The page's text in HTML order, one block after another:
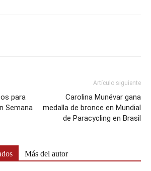
para
Semana
Artículo siguiente
Carolina Munévar gana
medalla de bronce en Mundial
de Paracycling en Brasil
Más del autor